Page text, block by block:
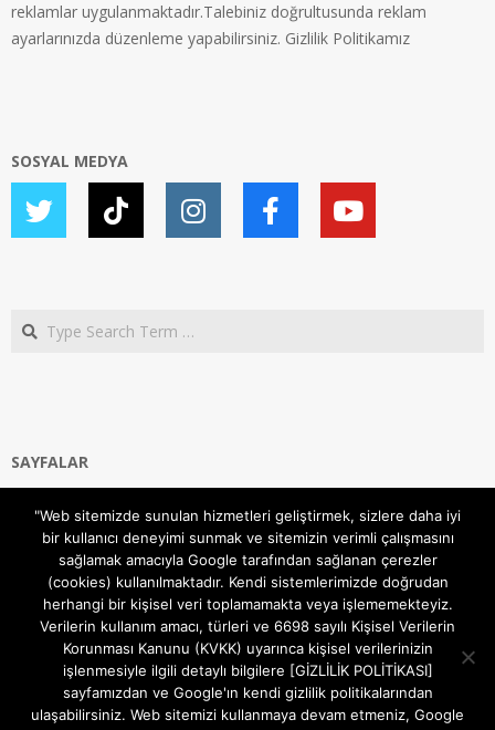
reklamlar uygulanmaktadır.Talebiniz doğrultusunda reklam
ayarlarınızda düzenleme yapabilirsiniz. Gizlilik Politikamız
SOSYAL MEDYA
Search
SAYFALAR
Gizlilik ve Çerezler (Cookies) Politikası
Hakkımızda
İletişim Kanalları
MODEM KURULUM
TEKNİK DESTEK
TELEVİZYON SİSTEMLERİ
"Web sitemizde sunulan hizmetleri geliştirmek, sizlere daha iyi
bir kullanıcı deneyimi sunmak ve sitemizin verimli çalışmasını
sağlamak amacıyla Google tarafından sağlanan çerezler
(cookies) kullanılmaktadır. Kendi sistemlerimizde doğrudan
herhangi bir kişisel veri toplamamakta veya işlememekteyiz.
Verilerin kullanım amacı, türleri ve 6698 sayılı Kişisel Verilerin
Korunması Kanunu (KVKK) uyarınca kişisel verilerinizin
işlenmesiyle ilgili detaylı bilgilere [GİZLİLİK POLİTİKASI]
sayfamızdan ve Google'ın kendi gizlilik politikalarından
ulaşabilirsiniz. Web sitemizi kullanmaya devam etmeniz, Google